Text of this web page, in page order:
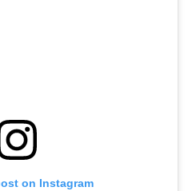
on Instagram